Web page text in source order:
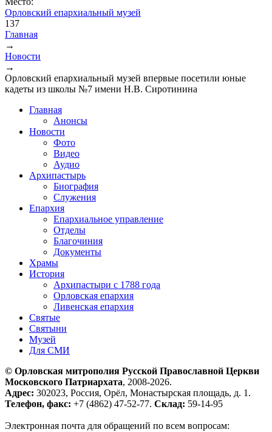
Орловский епархиальный музей
137
Вы здесь
Главная
→
Новости
→
Орловский епархиальный музей впервые посетили юные
кадеты из школы №7 имени Н.В. Сиротинина
Главная
Анонсы
Новости
Фото
Видео
Аудио
Архипастырь
Биография
Служения
Епархия
Епархиальное управление
Отделы
Благочиния
Документы
Храмы
История
Архипастыри с 1788 года
Орловская епархия
Ливенская епархия
Святые
Святыни
Музей
Для СМИ
© Орловская митрополия Русской Православной Церкви
Московского Патриархата, 2008-2026.
Адрес: 302023, Россия, Орёл, Монастырская площадь, д. 1.
Телефон, факс: +7 (4862) 47-52-77. Склад: 59-14-95
Электронная почта для обращений по всем вопросам: